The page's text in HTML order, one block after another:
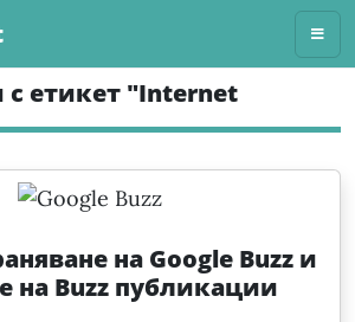
етикет "Internet
на Google Buzz и
на Buzz публикации